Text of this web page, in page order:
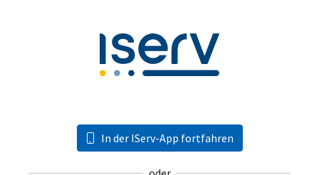
In der IServ-App fortfahren